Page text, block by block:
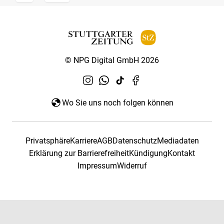
© NPG Digital GmbH 2026
Wo Sie uns noch folgen können
PrivatsphäreKarriereAGBDatenschutzMediadaten
Erklärung zur BarrierefreiheitKündigungKontakt
ImpressumWiderruf